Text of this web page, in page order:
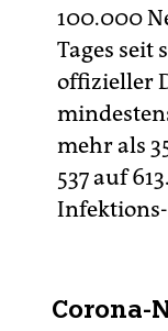
100.000
Tages seit
offizieller
mehr als
537 auf